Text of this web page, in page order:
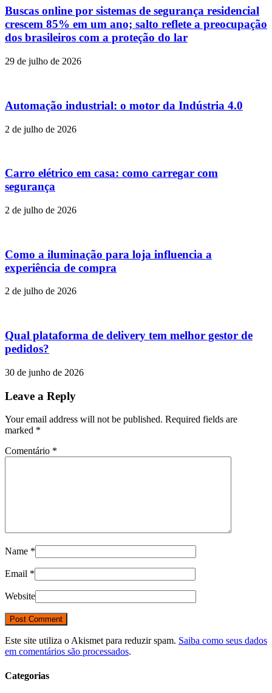
Buscas online por sistemas de segurança residencial
crescem 85% em um ano; salto reflete a preocupação
dos brasileiros com a proteção do lar
29 de julho de 2026
Automação industrial: o motor da Indústria 4.0
2 de julho de 2026
Carro elétrico em casa: como carregar com
segurança
2 de julho de 2026
Como a iluminação para loja influencia a
experiência de compra
2 de julho de 2026
Qual plataforma de delivery tem melhor gestor de
pedidos?
30 de junho de 2026
Leave a Reply
Your email address will not be published. Required fields are
marked *
Comentário *
Name *
Email *
Website
Este site utiliza o Akismet para reduzir spam. Saiba como seus dados
em comentários são processados.
Categorias